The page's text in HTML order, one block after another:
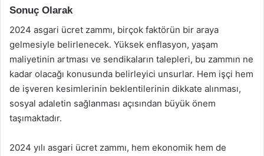
Sonuç Olarak
2024 asgari ücret zammı, birçok faktörün bir araya
gelmesiyle belirlenecek. Yüksek enflasyon, yaşam
maliyetinin artması ve sendikaların talepleri, bu zammın ne
kadar olacağı konusunda belirleyici unsurlar. Hem işçi hem
de işveren kesimlerinin beklentilerinin dikkate alınması,
sosyal adaletin sağlanması açısından büyük önem
taşımaktadır.
2024 yılı asgari ücret zammı, hem ekonomik hem de